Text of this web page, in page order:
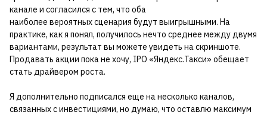
канале и согласился с тем, что оба
наиболее вероятных сценария будут выигрышными. На
практике, как я понял, получилось нечто среднее между двумя
вариантами, результат вы можете увидеть на скриншоте.
Продавать акции пока не хочу, IPO «Яндекс.Такси» обещает
стать драйвером роста.
Я дополнительно подписался еще на несколько каналов,
связанных с инвестициями, но думаю, что оставлю максимум